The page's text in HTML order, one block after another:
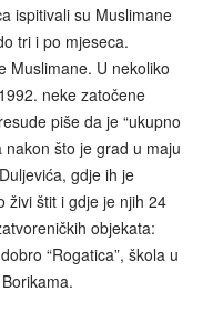
ispitivali su Muslimane
tri i po mjeseca.
Muslimane. U nekoliko
neke zatočene
piše da je “ukupno
što je grad u maju
gdje ih je
živi štit i gdje je njih 24
objekata:
“Rogatica”, škola u